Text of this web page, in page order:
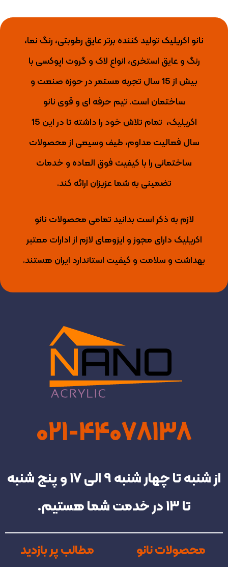
نانو اکریلیک تولید کننده برتر عایق رطوبتی، رنگ نما،
رنگ و عایق استخری، انواع لاک و گروت اپوکسی با
بیش از 15 سال تجربه مستمر در حوزه صنعت و
ساختمان است. تیم حرفه ای و قوی نانو
اکریلیک، تمام تلاش خود را داشته تا
در این 15
سال فعالیت مداوم، طیف وسیعی از محصولات
ساختمانی را با کیفیت فوق العاده و خدمات
تضمینی به شما عزیزان ارائه کند.
لازم به ذکر است بدانید تمامی محصولات نانو
اکریلیک دارای مجوز و ایزوهای لازم از ادارات معتبر
بهداشت و سلامت و کیفیت استاندارد ایران هستند.
021-44078138
از شنبه تا چهار شنبه‌ 9 الی 17 و پنج شنبه
تا 13 در خدمت شما هستیم.
محصولات نانو مطالب پر بازدید